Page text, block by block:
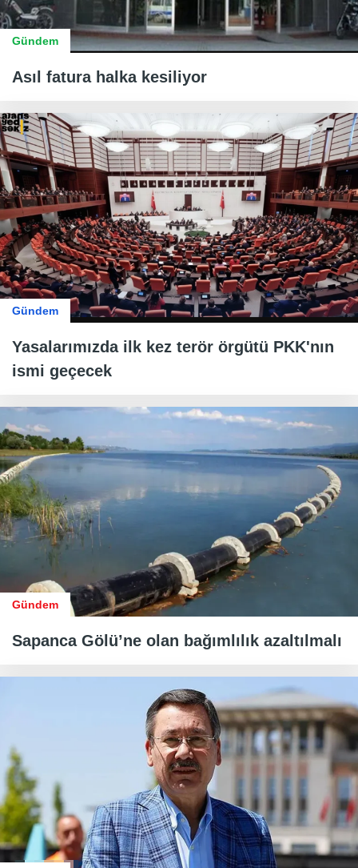
Gündem
Asıl fatura halka kesiliyor
Gündem
Yasalarımızda ilk kez terör örgütü PKK'nın
ismi geçecek
Gündem
Sapanca Gölü’ne olan bağımlılık azaltılmalı